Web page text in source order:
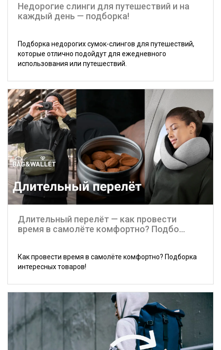
Недорогие слинги для путешествий и на
каждый день — подборка!
Подборка недорогих сумок-слингов для путешествий,
которые отлично подойдут для ежедневного
использования или путешествий.
Длительный перелёт — как провести
время в самолёте комфортно? Подбо...
Как провести время в самолёте комфортно? Подборка
интересных товаров!